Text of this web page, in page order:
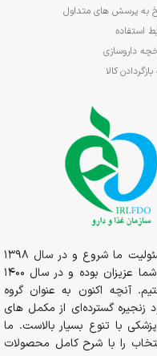
به پرسش های متداول
استفاده
داروسازی
کالا
از سال 1394در قالب داروخانه حضوری مسئولیت ما شروع و در سال 1398
داروخانه به صورت شبانه روزی در خدمت شما عزیزان بوده و در سال 1400
آنچه اکنون به عنوان گروه
زنجیره گسترده‌ای از مکمل های
با تنوع بسیار بالاست. ما
را با شرح کامل محصولات